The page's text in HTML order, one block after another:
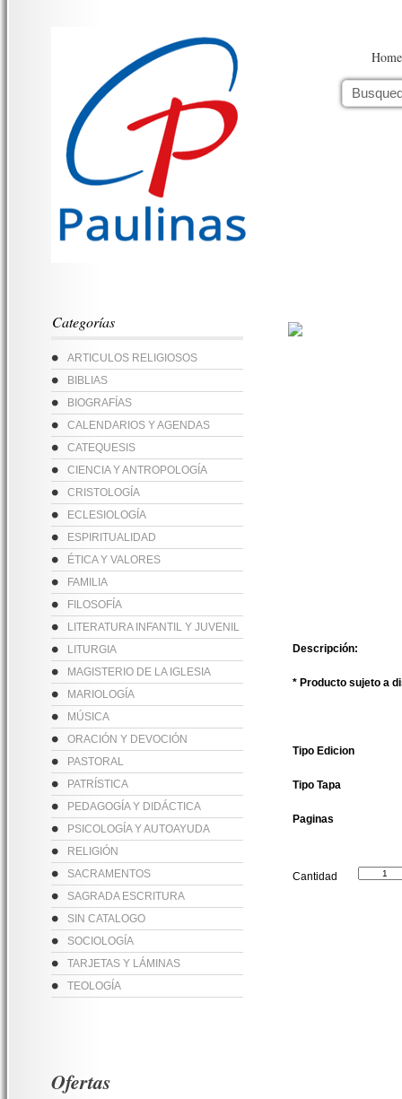
Home
Categorías
ARTICULOS RELIGIOSOS
BIBLIAS
BIOGRAFÍAS
CALENDARIOS Y AGENDAS
CATEQUESIS
CIENCIA Y ANTROPOLOGÍA
CRISTOLOGÍA
ECLESIOLOGÍA
ESPIRITUALIDAD
ÉTICA Y VALORES
FAMILIA
FILOSOFÍA
LITERATURA INFANTIL Y JUVENIL
LITURGIA
MAGISTERIO DE LA IGLESIA
MARIOLOGÍA
MÚSICA
ORACIÓN Y DEVOCIÓN
PASTORAL
PATRÍSTICA
PEDAGOGÍA Y DIDÁCTICA
PSICOLOGÍA Y AUTOAYUDA
RELIGIÓN
SACRAMENTOS
SAGRADA ESCRITURA
SIN CATALOGO
SOCIOLOGÍA
TARJETAS Y LÁMINAS
TEOLOGÍA
Descripción:
* Producto sujeto a
Tipo Edicion
Tipo Tapa
Paginas
Cantidad
Ofertas